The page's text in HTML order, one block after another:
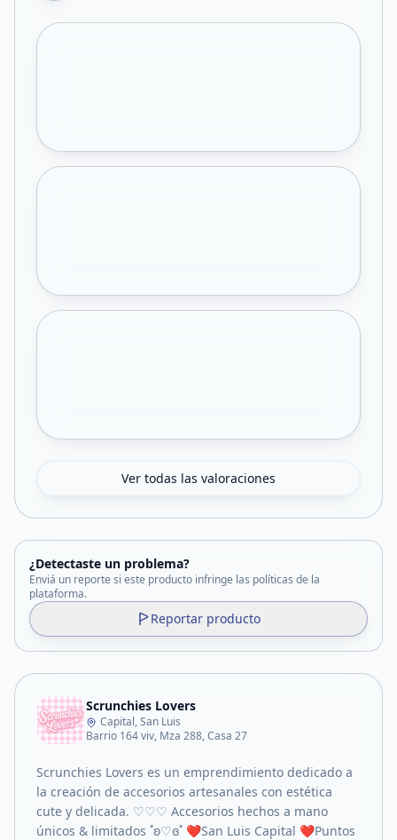
Ver todas las valoraciones
¿Detectaste un problema?
Enviá un reporte si este producto infringe las políticas de la
plataforma.
Reportar producto
Scrunchies Lovers
Capital, San Luis
Barrio 164 viv, Mza 288, Casa 27
Scrunchies Lovers es un emprendimiento dedicado a
la creación de accesorios artesanales con estética
cute y delicada. ♡♡♡ Accesorios hechos a mano
únicos & limitados ˚ʚ♡ɞ˚ ❤️San Luis Capital ❤️Puntos